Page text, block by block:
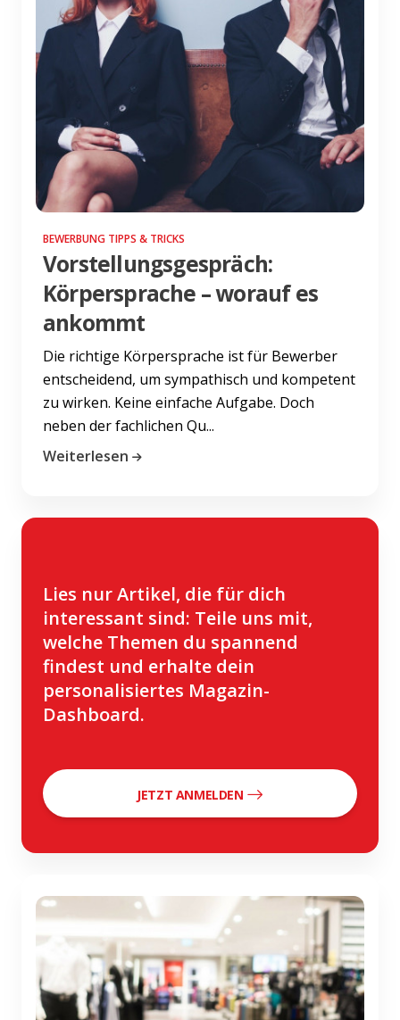
BEWERBUNG TIPPS & TRICKS
Vorstellungsgespräch:
Körpersprache – worauf es
ankommt
Die richtige Körpersprache ist für Bewerber
entscheidend, um sympathisch und kompetent
zu wirken. Keine einfache Aufgabe. Doch
neben der fachlichen Qu...
Weiterlesen
Lies nur Artikel, die für dich
interessant sind: Teile uns mit,
welche Themen du spannend
findest und erhalte dein
personalisiertes Magazin-
Dashboard.
JETZT ANMELDEN